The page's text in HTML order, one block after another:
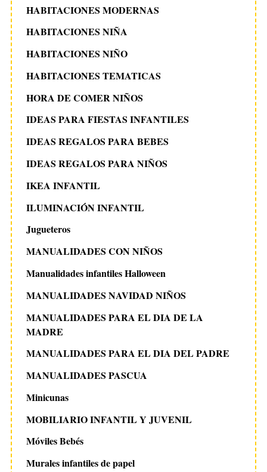
HABITACIONES MODERNAS
HABITACIONES NIÑA
HABITACIONES NIÑO
HABITACIONES TEMATICAS
HORA DE COMER NIÑOS
IDEAS PARA FIESTAS INFANTILES
IDEAS REGALOS PARA BEBES
IDEAS REGALOS PARA NIÑOS
IKEA INFANTIL
ILUMINACIÓN INFANTIL
Jugueteros
MANUALIDADES CON NIÑOS
Manualidades infantiles Halloween
MANUALIDADES NAVIDAD NIÑOS
MANUALIDADES PARA EL DIA DE LA
MADRE
MANUALIDADES PARA EL DIA DEL PADRE
MANUALIDADES PASCUA
Minicunas
MOBILIARIO INFANTIL Y JUVENIL
Móviles Bebés
Murales infantiles de papel